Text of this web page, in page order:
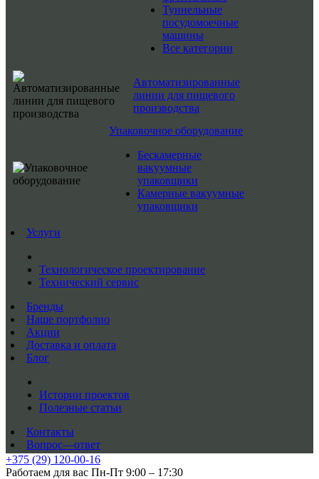
Туннельные
посудомоечные
машины
Все категории
Автоматизированные
линии для пищевого
производства
Упаковочное оборудование
Бескамерные
вакуумные
упаковщики
Камерные вакуумные
упаковщики
Услуги
Технологическое проектирование
Технический сервис
Бренды
Наше портфолио
Акции
Доставка и оплата
Блог
Истории проектов
Полезные статьи
Контакты
Вопрос—ответ
+375 (29) 120-00-16
Работаем для вас Пн-Пт 9:00 – 17:30